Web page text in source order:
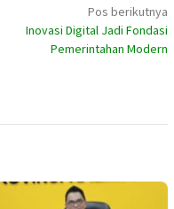
Pos berikutnya
Inovasi Digital Jadi Fondasi
Pemerintahan Modern